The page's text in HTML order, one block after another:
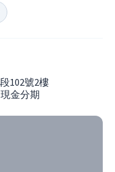
102號2樓
金分期